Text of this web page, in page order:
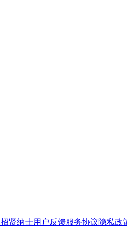
招贤纳士用户反馈服务协议隐私政